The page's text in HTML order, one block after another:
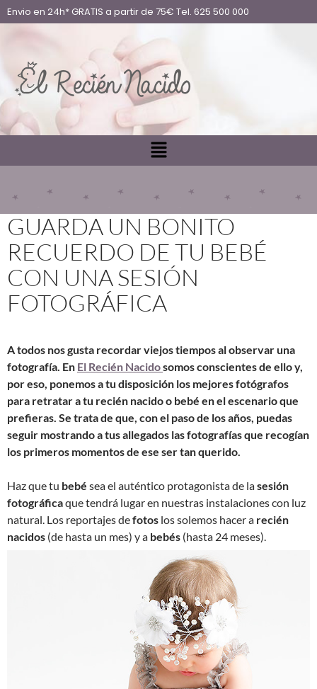
Envio en 24h* GRATIS a partir de 75€ Tel. 625 500 000
GUARDA UN BONITO
RECUERDO DE TU BEBÉ
CON UNA SESIÓN
FOTOGRÁFICA
A todos nos gusta recordar viejos tiempos al observar una
fotografía. En El Recién Nacidosomos conscientes de ello y,
por eso, ponemos a tu disposición los mejores fotógrafos
para retratar a tu recién nacido o bebé en el escenario que
prefieras. Se trata de que, con el paso de los años, puedas
seguir mostrando a tus allegados las fotografías que recogían
los primeros momentos de ese ser tan querido.
Haz que tu bebé sea el auténtico protagonista de lasesión
fotográficaque tendrá lugar en nuestras instalaciones con luz
natural. Los reportajes defotos los solemos hacer a recién
nacidos (de hasta un mes) y a bebés (hasta 24 meses).